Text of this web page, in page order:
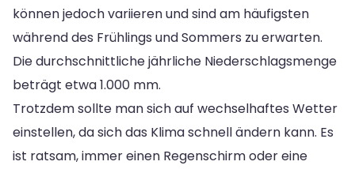
können jedoch variieren und sind am häufigsten
während des Frühlings und Sommers zu erwarten.
Die durchschnittliche jährliche Niederschlagsmenge
beträgt etwa 1.000 mm.
Trotzdem sollte man sich auf wechselhaftes Wetter
einstellen, da sich das Klima schnell ändern kann. Es
ist ratsam, immer einen Regenschirm oder eine